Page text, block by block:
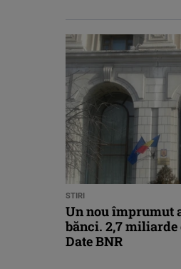
STIRI
Un nou împrumut
bănci. 2,7 miliarde
Date BNR